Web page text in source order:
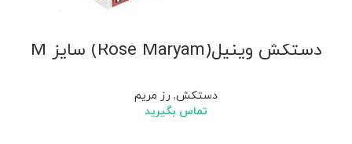
دستکش وینیل(Rose Maryam) سایز M
دستکش, رز مریم
تماس بگیرید